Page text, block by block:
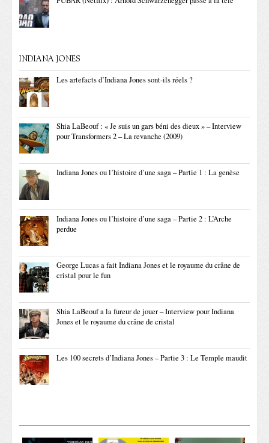
INDIANA JONES
Les artefacts d’Indiana Jones sont-ils réels ?
Shia LaBeouf : « Je suis un gars béni des dieux » – Interview
pour Transformers 2 – La revanche (2009)
Indiana Jones ou l’histoire d’une saga – Partie 1 : La genèse
Indiana Jones ou l’histoire d’une saga – Partie 2 : L’Arche
perdue
George Lucas a fait Indiana Jones et le royaume du crâne de
cristal pour le fun
Shia LaBeouf a la fureur de jouer – Interview pour Indiana
Jones et le royaume du crâne de cristal
Les 100 secrets d’Indiana Jones – Partie 3 : Le Temple maudit